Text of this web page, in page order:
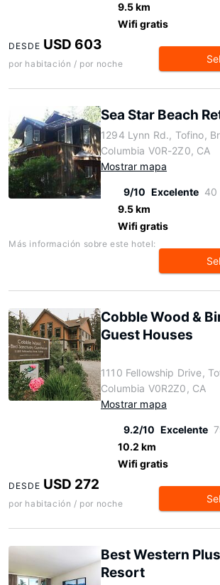
9.5 km
Wifi gratis
DESDE USD 603
por habitación / por noche
Sea Star Beach
1294 Lynn Rd., Tofino,
Columbia V0R-2Z0, CA
Mostrar mapa
9/10 Excelente 40
9.5 km
Wifi gratis
Más información sobre este hotel:
Cobble Wood &
Guest Houses
1110 Fellowship Drive,
Columbia V0R2Z0, CA
Mostrar mapa
9.2/10 Excelente
10.2 km
Wifi gratis
DESDE USD 272
por habitación / por noche
Best Western
Resort